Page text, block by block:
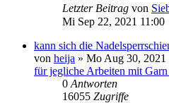
Letzter Beitrag von
Mi Sep 22, 2021 11:00
kann sich die
von heija » Mo Aug 30, 2021
für jegliche Arbeiten mit
0 Antworten
16055 Zugriffe